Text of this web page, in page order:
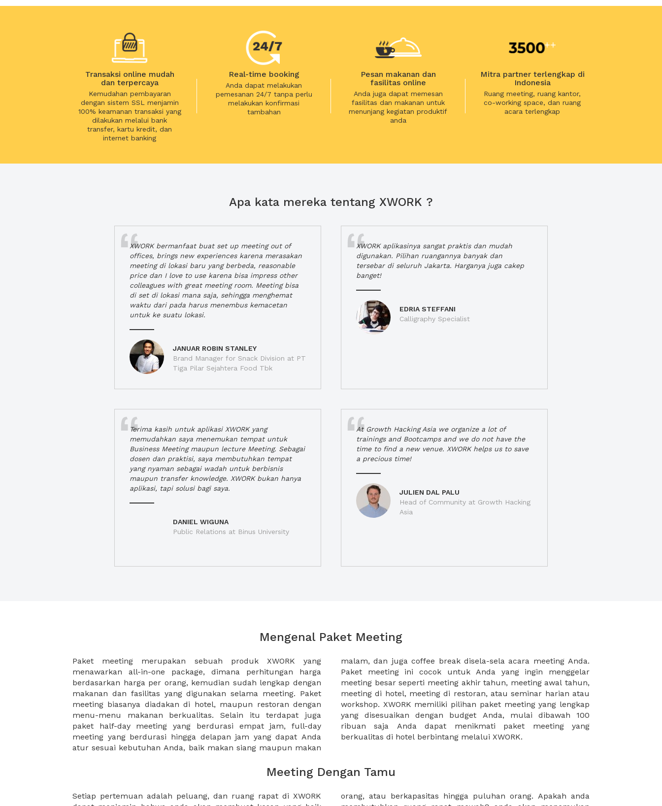
Transaksi online mudah
dan terpercaya
Kemudahan pembayaran
dengan sistem SSL menjamin
100% keamanan transaksi yang
dilakukan melalui bank
transfer, kartu kredit, dan
internet banking
Real-time booking
Anda dapat melakukan
pemesanan 24/7 tanpa perlu
melakukan konfirmasi
tambahan
Pesan makanan dan
fasilitas online
Anda juga dapat memesan
fasilitas dan makanan untuk
menunjang kegiatan produktif
anda
Mitra partner terlengkap di
Indonesia
Ruang meeting, ruang kantor,
co-working space, dan ruang
acara terlengkap
Apa kata mereka tentang XWORK ?
XWORK bermanfaat buat set up meeting out of
offices, brings new experiences karena merasakan
meeting di lokasi baru yang berbeda, reasonable
price dan I love to use karena bisa impress other
colleagues with great meeting room. Meeting bisa
di set di lokasi mana saja, sehingga menghemat
waktu dari pada harus menembus kemacetan
untuk ke suatu lokasi.
JANUAR ROBIN STANLEY
Brand Manager for Snack Division at PT
Tiga Pilar Sejahtera Food Tbk
XWORK aplikasinya sangat praktis dan mudah
digunakan. Pilihan ruangannya banyak dan
tersebar di seluruh Jakarta. Harganya juga cakep
banget!
EDRIA STEFFANI
Calligraphy Specialist
Terima kasih untuk aplikasi XWORK yang
memudahkan saya menemukan tempat untuk
Business Meeting maupun lecture Meeting. Sebagai
dosen dan praktisi, saya membutuhkan tempat
yang nyaman sebagai wadah untuk berbisnis
maupun transfer knowledge. XWORK bukan hanya
aplikasi, tapi solusi bagi saya.
DANIEL WIGUNA
Public Relations at Binus University
At Growth Hacking Asia we organize a lot of
trainings and Bootcamps and we do not have the
time to find a new venue. XWORK helps us to save
a precious time!
JULIEN DAL PALU
Head of Community at Growth Hacking
Asia
Mengenal Paket Meeting
Paket meeting merupakan sebuah produk XWORK yang
menawarkan all-in-one package, dimana perhitungan harga
berdasarkan harga per orang, kemudian sudah lengkap dengan
makanan dan fasilitas yang digunakan selama meeting. Paket
meeting biasanya diadakan di hotel, maupun restoran dengan
menu-menu makanan berkualitas. Selain itu terdapat juga
paket half-day meeting yang berdurasi empat jam, full-day
meeting yang berdurasi hingga delapan jam yang dapat Anda
atur sesuai kebutuhan Anda, baik makan siang maupun makan
malam, dan juga coffee break disela-sela acara meeting Anda.
Paket meeting ini cocok untuk Anda yang ingin menggelar
meeting besar seperti meeting akhir tahun, meeting awal tahun,
meeting di hotel, meeting di restoran, atau seminar harian atau
workshop. XWORK memiliki pilihan paket meeting yang lengkap
yang disesuaikan dengan budget Anda, mulai dibawah 100
ribuan saja Anda dapat menikmati paket meeting yang
berkualitas di hotel berbintang melalui XWORK.
Meeting Dengan Tamu
Setiap pertemuan adalah peluang, dan ruang rapat di XWORK
orang, atau berkapasitas hingga puluhan orang. Apakah anda